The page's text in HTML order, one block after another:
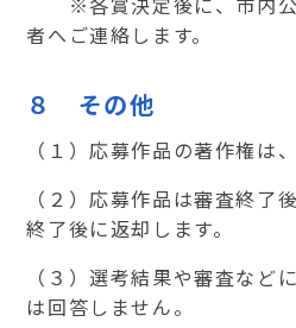
者へご連絡します。
８ その他
（１）応募作品の著作権は
（２）応募作品は審査終了
終了後に返却します。
（３）選考結果や審査など
は回答しません。